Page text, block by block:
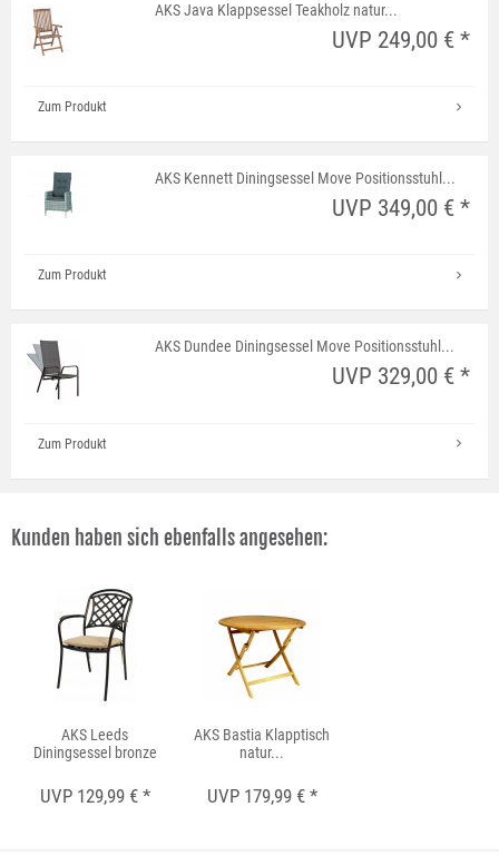
AKS Java Klappsessel Teakholz natur...
UVP 249,00 € *
Zum Produkt
AKS Kennett Diningsessel Move Positionsstuhl...
UVP 349,00 € *
Zum Produkt
AKS Dundee Diningsessel Move Positionsstuhl...
UVP 329,00 € *
Zum Produkt
Kunden haben sich ebenfalls angesehen:
AKS Leeds
Diningsessel bronze
UVP 129,99 € *
AKS Bastia Klapptisch
natur...
UVP 179,99 € *